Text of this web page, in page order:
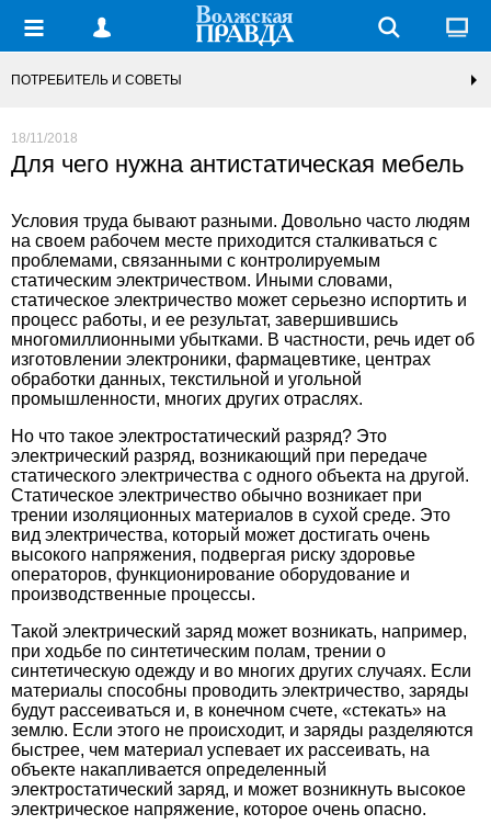
ПОТРЕБИТЕЛЬ И СОВЕТЫ
18/11/2018
Для чего нужна антистатическая мебель
Условия труда бывают разными. Довольно часто людям
на своем рабочем месте приходится сталкиваться с
проблемами, связанными с контролируемым
статическим электричеством. Иными словами,
статическое электричество может серьезно испортить и
процесс работы, и ее результат, завершившись
многомиллионными убытками. В частности, речь идет об
изготовлении электроники, фармацевтике, центрах
обработки данных, текстильной и угольной
промышленности, многих других отраслях.
Но что такое электростатический разряд? Это
электрический разряд, возникающий при передаче
статического электричества с одного объекта на другой.
Статическое электричество обычно возникает при
трении изоляционных материалов в сухой среде. Это
вид электричества, который может достигать очень
высокого напряжения, подвергая риску здоровье
операторов, функционирование оборудование и
производственные процессы.
Такой электрический заряд может возникать, например,
при ходьбе по синтетическим полам, трении о
синтетическую одежду и во многих других случаях. Если
материалы способны проводить электричество, заряды
будут рассеиваться и, в конечном счете, «стекать» на
землю. Если этого не происходит, и заряды разделяются
быстрее, чем материал успевает их рассеивать, на
объекте накапливается определенный
электростатический заряд, и может возникнуть высокое
электрическое напряжение, которое очень опасно.